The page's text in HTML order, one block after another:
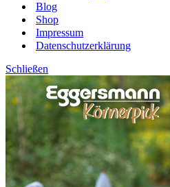
Blog
Shop
Impressum
Datenschutzerklärung
Schließen